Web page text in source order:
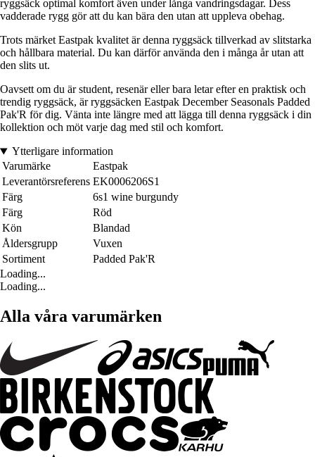
ryggsäck optimal komfort även under långa vandringsdagar. Dess
vadderade rygg gör att du kan bära den utan att uppleva obehag.
Trots märket Eastpak kvalitet är denna ryggsäck tillverkad av slitstarka
och hållbara material. Du kan därför använda den i många år utan att
den slits ut.
Oavsett om du är student, resenär eller bara letar efter en praktisk och
trendig ryggsäck, är ryggsäcken Eastpak December Seasonals Padded
Pak'R för dig. Vänta inte längre med att lägga till denna ryggsäck i din
kollektion och möt varje dag med stil och komfort.
Ytterligare information
Varumärke
Eastpak
Leverantörsreferens EK0006206S1
Färg
6s1 wine burgundy
Färg
Röd
Kön
Blandad
Åldersgrupp
Vuxen
Sortiment
Padded Pak'R
Loading...
Loading...
Alla våra varumärken